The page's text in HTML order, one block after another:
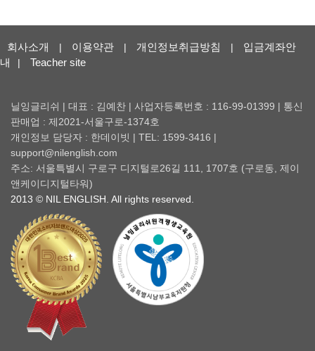
회사소개 | 이용약관 | 개인정보취급방침 |
입금계좌안
내
| Teacher site
닐잉글리쉬 | 대표 : 김예찬 | 사업자등록번호 : 116-99-01399 | 통신
판매업 : 제2021-서울구로-1374호
개인정보 담당자 : 한데이빗 | TEL: 1599-3416 |
support@nilenglish.com
주소: 서울특별시 구로구 디지털로26길 111, 1707호 (구로동, 제이
앤케이디지털타워)
2013 © NIL ENGLISH. All rights reserved.